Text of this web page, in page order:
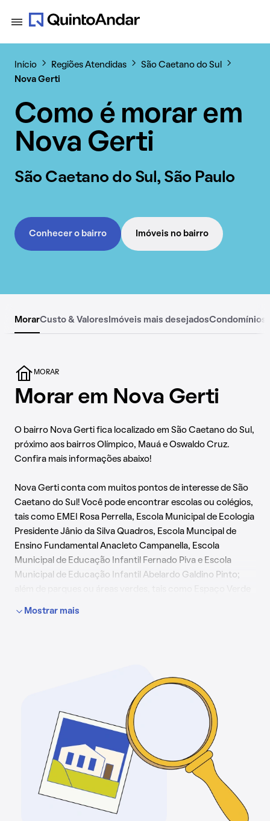
Início Regiões Atendidas
São Caetano do Sul
Nova Gerti
Como é morar em
Nova Gerti
São Caetano do Sul, São Paulo
Conhecer o bairro Imóveis no bairro
MorarCusto & Valores Imóveis mais desejadosCondomínios
MORAR
Morar em Nova Gerti
O bairro Nova Gerti fica localizado em São Caetano do Sul,
próximo aos bairros Olímpico, Mauá e Oswaldo Cruz.
Confira mais informações abaixo!
Nova Gerti conta com muitos pontos de interesse de São
Caetano do Sul! Você pode encontrar escolas ou colégios,
tais como EMEI Rosa Perrella, Escola Municipal de Ecologia
Presidente Jânio da Silva Quadros, Escola Muncipal de
Ensino Fundamental Anacleto Campanella, Escola
Municipal de Educação Infantil Fernado Piva e Escola
Municipal de Educação Infantil Abelardo Galdino Pinto;
Mostrar mais